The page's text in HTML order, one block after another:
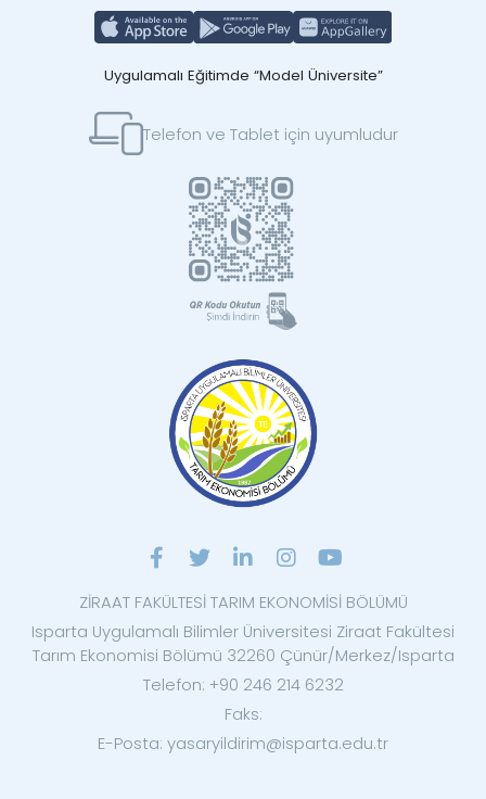
Uygulamalı Eğitimde “Model Üniversite”
Telefon ve Tablet için uyumludur
ZİRAAT FAKÜLTESİ TARIM EKONOMİSİ BÖLÜMÜ
Isparta Uygulamalı Bilimler Üniversitesi Ziraat Fakültesi
Tarım Ekonomisi Bölümü 32260 Çünür/Merkez/Isparta
Telefon: +90 246 214 6232
Faks:
E-Posta: yasaryildirim@isparta.edu.tr